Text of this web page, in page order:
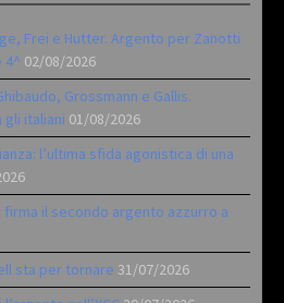
Frei e Hutter. Argento per Zanotti
4^ 02/08/2026
Grossmann e Gallis.
gli italiani 01/08/2026
l’ultima sfida agonistica di una
firma il secondo argento azzurro a
sta per tornare 31/07/2026